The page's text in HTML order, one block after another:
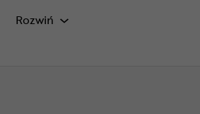
wodoodporne
Rozwiń